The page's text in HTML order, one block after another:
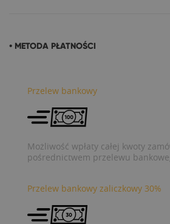
• METODA PŁATNOŚCI
Przelew bankowy
Możliwość wpłaty całej kwoty
pośrednictwem przelewu
Przelew bankowy zaliczkowy 30%